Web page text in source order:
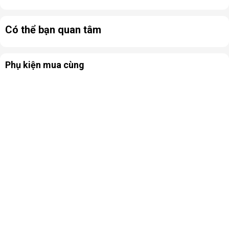
Có thể bạn quan tâm
Phụ kiện mua cùng